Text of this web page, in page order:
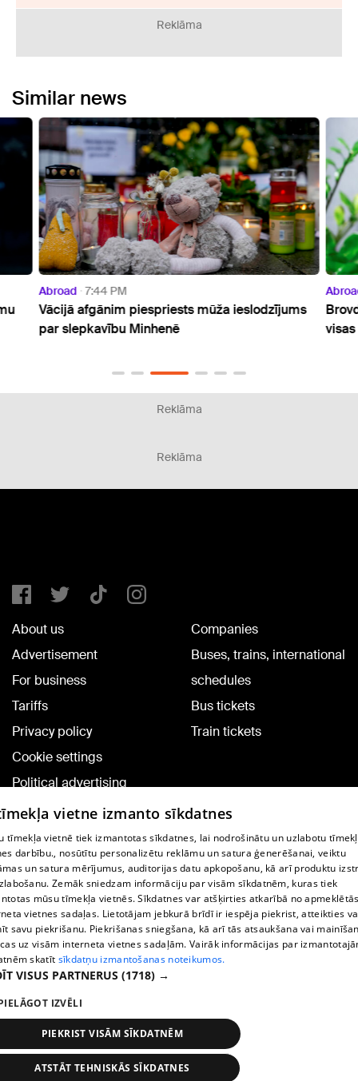
Reklāma
Similar news
Abroad 7:44 PM
Vācijā afgānim piespriests mūža ieslodzījums
par slepkavību Minhenē
Reklāma
Reklāma
About us
Advertisement
For business
Tariffs
Privacy policy
Cookie settings
Political advertising
Cookie policy
Commenting terms
Companies
Buses, trains, international
schedules
Bus tickets
Train tickets
TV program
Contract rules
360 Ziņu kontakti
Helio Media
Vortal assistance service: e-mail -
All rights reserved.
vietne izmanto sīkdatnes
tīmekļa vietnē tiek izmantotas sīkdatnes, lai nodrošinātu un uzlabotu
darbību., nosūtītu personalizētu reklāmu un satura ģenerēšanai, veiktu
un satura mērījumus, auditorijas datu apkopošanu, kā arī produktu
Zemāk sniedzam informāciju par visām sīkdatnēm, kuras tiek
mūsu tīmekļa vietnēs. Sīkdatnes var atšķirties atkarībā no
vietnes sadaļas. Lietotājam jebkurā brīdī ir iespēja piekrist, atteikties
savu piekrišanu. Piekrišanas sniegšana, kā arī tās atsaukšana vai
uz visām interneta vietnes sadaļām. Vairāk informācijas par
skatīt sīkdatņu izmantošanas noteikumos.
VISUS PARTNERUS (1718) →
IZVĒLI
PIEKRIST VISĀM SĪKDATNĒM
ATSTĀT TEHNISKĀS SĪKDATNES